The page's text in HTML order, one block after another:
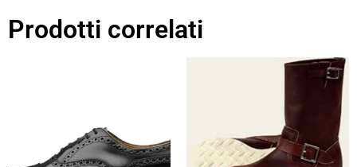
Prodotti correlati